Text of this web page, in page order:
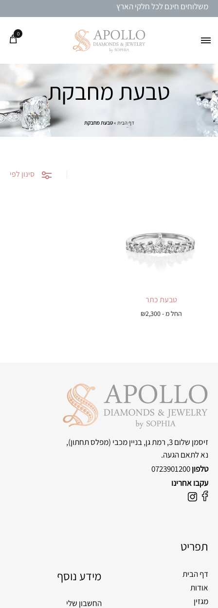
משלוחים חינם לכל חלקי הארץ
0
טבעת מחבקת
דף הבית »טבעת מחבקת
סינון לפי
טבעת כתר
החל מ - ₪2,300
זיסמן שלום 3, רמת גן, בניין מכבי
(מפלס תחתון),
נא לתאם הגעה.
טלפון0723901200
עקבו אחרינו
F
b
o
k
I
a
r
a
m
תפריט
דף הבית
אודות
מגזין
מידע נוסף
החשבון שלי